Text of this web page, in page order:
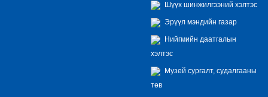
Шүүх шинжилгээний хэлтэс
Эрүүл мэндийн газар
Нийгмийн даатгалын
хэлтэс
Музей сургалт, судалгааны
төв